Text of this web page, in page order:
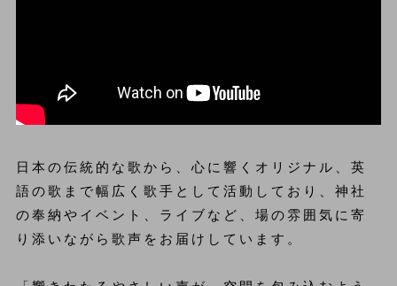
日本の伝統的な歌から、心に響くオリジナル、英
語の歌まで幅広く歌手として活動しており、神社
の奉納やイベント、ライブなど、場の雰囲気に寄
り添いながら歌声をお届けしています。